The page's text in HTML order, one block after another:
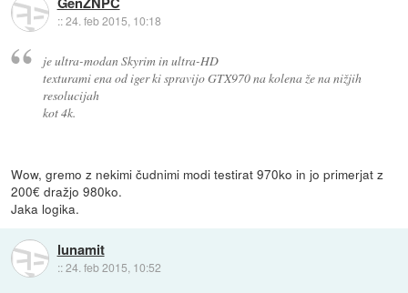
::24. feb 2015, 10:18
je ultra-modan Skyrim in ultra-HD
texturami ena od iger ki spravijo GTX970 na kolena že na nižjih
resolucijah
kot 4k.
Wow, gremo z nekimi čudnimi modi testirat 970ko in jo primerjat z
200€ dražjo 980ko.
Jaka logika.
lunamit
::24. feb 2015, 10:52